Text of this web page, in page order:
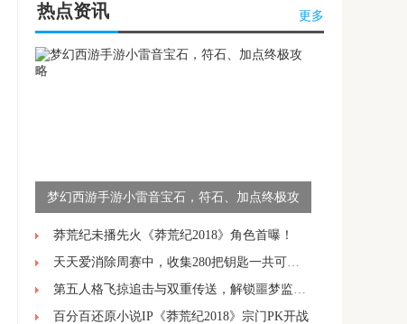
热点资讯 更多
梦幻西游手游小雷音宝石，符石、加点终极攻
略
莽荒纪未播先火《莽荒纪2018》角色首曝！
天天爱消除周赛中，收集280把钥匙一共可以获得多少积分?
第五人格飞掠追击与双重传送，解锁噩梦监管者的高阶操作技巧
百分百还原小说IP《莽荒纪2018》宗门PK开战